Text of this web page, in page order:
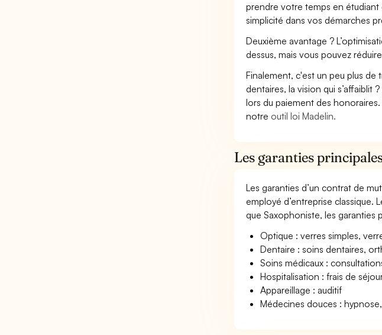
prendre votre temps en
simplicité dans vos démarches
Deuxième avantage ?
dessus, mais vous pouvez
Finalement, c'est un peu plus
dentaires, la vision qui
lors du paiement des
notre outil loi Madelin.
Les garanties
Les garanties d’un contrat de
employé d’entreprise classique.
que Saxophoniste, les garanties
Optique : verres simples,
Dentaire : soins dentaires,
Soins médicaux :
Hospitalisation : frais de
Appareillage : auditif
Médecines douces :